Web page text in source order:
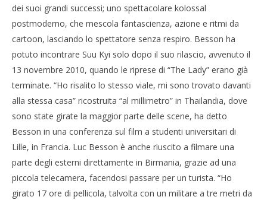
dei suoi grandi successi; uno spettacolare kolossal
postmoderno, che mescola fantascienza, azione e ritmi da
cartoon, lasciando lo spettatore senza respiro. Besson ha
potuto incontrare Suu Kyi solo dopo il suo rilascio, avvenuto il
13 novembre 2010, quando le riprese di “The Lady” erano già
terminate. “Ho risalito lo stesso viale, mi sono trovato davanti
alla stessa casa” ricostruita “al millimetro” in Thailandia, dove
sono state girate la maggior parte delle scene, ha detto
Besson in una conferenza sul film a studenti universitari di
Lille, in Francia. Luc Besson è anche riuscito a filmare una
parte degli esterni direttamente in Birmania, grazie ad una
piccola telecamera, facendosi passare per un turista. “Ho
girato 17 ore di pellicola, talvolta con un militare a tre metri da